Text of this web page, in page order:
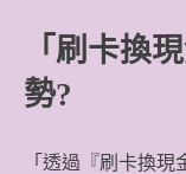
「刷卡換
勢?
「透過『刷卡換